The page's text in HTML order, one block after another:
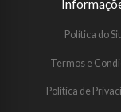
Política do
Termos e
Política de